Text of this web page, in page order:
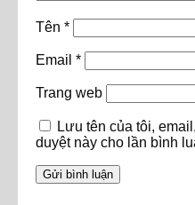
Tên *
Email *
Trang web
Lưu tên của tôi,
duyệt này cho lần bình